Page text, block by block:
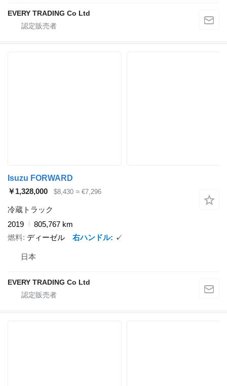
EVERY TRADING Co Ltd
Isuzu FORWARD
￥1,328,000
$8,430 ≈ €7,296
冷蔵トラック
2019
805,767 km
燃料 ディーゼル 右ハンドル ✓
日本
EVERY TRADING Co Ltd